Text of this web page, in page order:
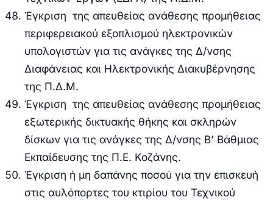
Έγκριση της απευθείας ανάθεσης προμήθειας
περιφερειακού εξοπλισμού ηλεκτρονικών
υπολογιστών για τις ανάγκες της Δ/νσης
Διαφάνειας και Ηλεκτρονικής Διακυβέρνησης
της Π.Δ.Μ.
Έγκριση της απευθείας ανάθεσης προμήθειας
εξωτερικής δικτυακής θήκης και σκληρών
δίσκων για τις ανάγκες της Δ/νσης Β’ Βάθμιας
Εκπαίδευσης της Π.Ε. Κοζάνης.
Έγκριση ή μη δαπάνης ποσού για την επισκευή
στις αυλόπορτες του κτιρίου του Τεχνικού